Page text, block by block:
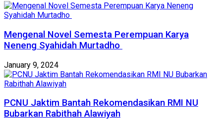
Mengenal Novel Semesta Perempuan Karya
Neneng Syahidah Murtadho
January 9, 2024
PCNU Jaktim Bantah Rekomendasikan RMI NU
Bubarkan Rabithah Alawiyah